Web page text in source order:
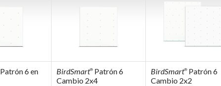
Patrón 6 en
BirdSmart® Patrón 6
Cambio 2x4
BirdSmart® Patrón 6
Cambio 2x2